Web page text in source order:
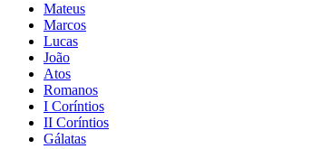
Mateus
Marcos
Lucas
João
Atos
Romanos
I Coríntios
II Coríntios
Gálatas